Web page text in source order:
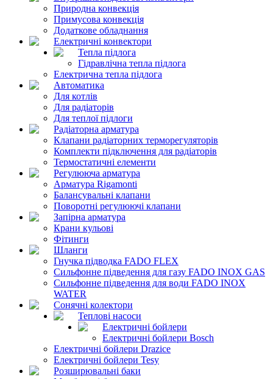
Природна конвекція
Примусова конвекція
Додаткове обладнання
Електричні конвектори
Тепла підлога
Гідравлічна тепла підлога
Електрична тепла підлога
Автоматика
Для котлів
Для радіаторів
Для теплої підлоги
Радіаторна арматура
Клапани радіаторних терморегуляторів
Комплекти підключення для радіаторів
Термостатичні елементи
Регулююча арматура
Арматура Rigamonti
Балансувальні клапани
Поворотні регулюючі клапани
Запірна арматура
Крани кульові
Фітинги
Шланги
Гнучка підводка FADO FLEX
Сильфонне підведення для газу FADO INOX GAS
Сильфонне підведення для води FADO INOX
WATER
Сонячні колектори
Теплові насоси
Електричні бойлери
Електричні бойлери Bosch
Електричні бойлери Drazice
Електричні бойлери Tesy
Розширювальні баки